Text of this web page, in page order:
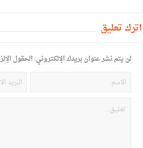
أترك تعليق
لن يتم نشر عنوان بريدك الإلكتروني.الحقول